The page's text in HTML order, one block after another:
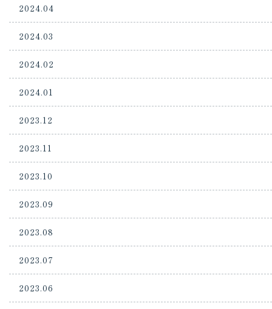
2024.04
2024.03
2024.02
2024.01
2023.12
2023.11
2023.10
2023.09
2023.08
2023.07
2023.06